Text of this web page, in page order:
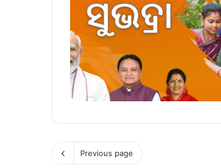
Previous page